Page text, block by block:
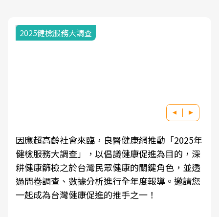
2025健檢服務大調查
因應超高齡社會來臨，良醫健康網推動「2025年
健檢服務大調查」，以倡議健康促進為目的，深
耕健康篩檢之於台灣民眾健康的關鍵角色，並透
過問卷調查、數據分析進行全年度報導。邀請您
一起成為台灣健康促進的推手之一！